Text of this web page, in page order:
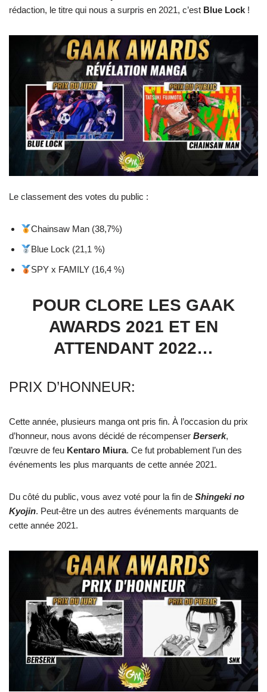
rédaction, le titre qui nous a surpris en 2021, c’est Blue Lock !
Le classement des votes du public :
Chainsaw Man (38,7%)
Blue Lock (21,1 %)
SPY x FAMILY (16,4 %)
POUR CLORE LES GAAK
AWARDS 2021 ET EN
ATTENDANT 2022…
PRIX D’HONNEUR:
Cette année, plusieurs manga ont pris fin. À l’occasion du prix
d’honneur, nous avons décidé de récompenser Berserk,
l’œuvre de feu Kentaro Miura. Ce fut probablement l’un des
événements les plus marquants de cette année 2021.
Du côté du public, vous avez voté pour la fin de Shingeki no
Kyojin. Peut-être un des autres événements marquants de
cette année 2021.